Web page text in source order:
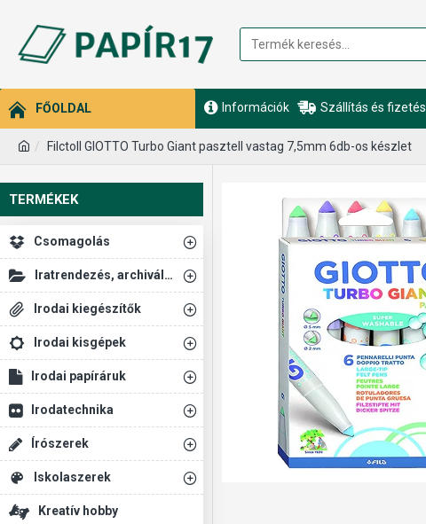
FŐOLDAL Információk Szállítás és fizetés
Filctoll GIOTTO Turbo Giant pasztell vastag 7,5mm 6db-os készlet
TERMÉKEK
Csomagolás
Iratrendezés, archiválás
Irodai kiegészítők
Irodai kisgépek
Irodai papíráruk
Irodatechnika
Írószerek
Iskolaszerek
Kreatív hobby